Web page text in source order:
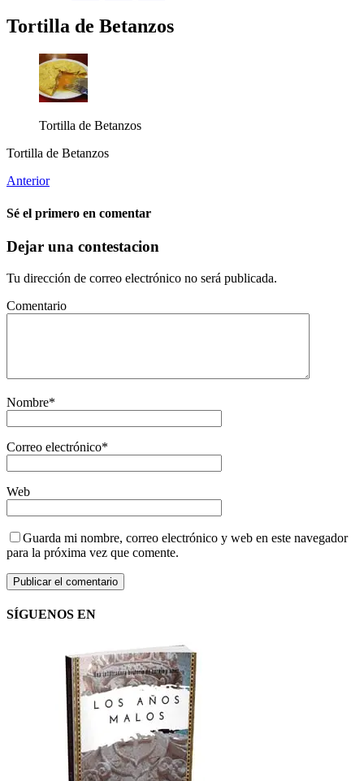
Tortilla de Betanzos
Tortilla de Betanzos
Tortilla de Betanzos
Anterior
Sé el primero en comentar
Dejar una contestacion
Tu dirección de correo electrónico no será publicada.
Comentario
Nombre*
Correo electrónico*
Web
Guarda mi nombre, correo electrónico y web en este navegador
para la próxima vez que comente.
SÍGUENOS EN